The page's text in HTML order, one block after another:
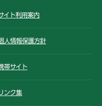
イト利用案内
人情報保護方針
帯サイト
ンク集